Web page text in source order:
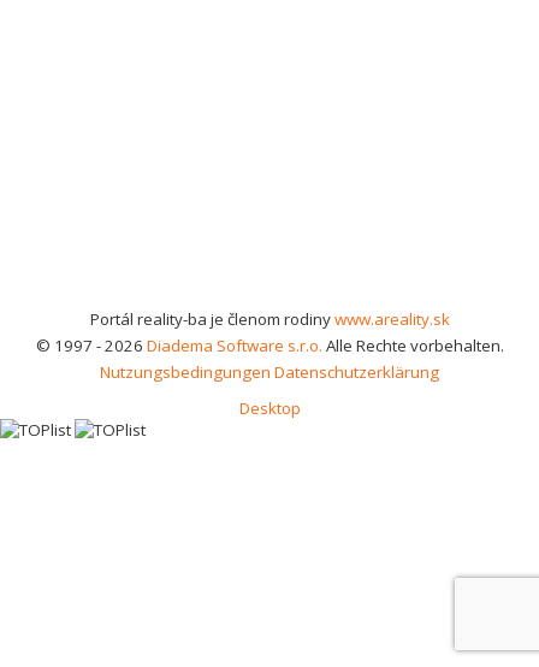
Portál reality-ba je členom rodinywww.areality.sk
© 1997 - 2026 Diadema Software s.r.o. Alle Rechte vorbehalten.
Nutzungsbedingungen Datenschutzerklärung
Desktop